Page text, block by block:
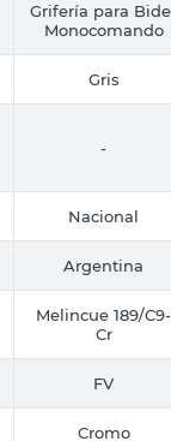
Grifería para
Monocomando
Gris
-
Nacional
Argentina
Melincue 189/C9-
Cr
FV
Cromo